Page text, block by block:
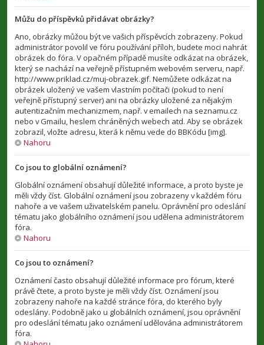
Můžu do příspěvků přidávat obrázky?
Ano, obrázky můžou být ve vašich příspěvcích zobrazeny. Pokud
administrátor povolil ve fóru používání příloh, budete moci nahrát
obrázek do fóra. V opačném případě musíte odkázat na obrázek,
který se nachází na veřejně přístupném webovém serveru, např.
http://www.priklad.cz/muj-obrazek.gif. Nemůžete odkázat na
obrázek uložený ve vašem vlastním počítači (pokud to není
veřejně přístupný server) ani na obrázky uložené za nějakým
autentizačním mechanizmem, např. v emailech na seznamu.cz
nebo v Gmailu, heslem chráněných webech atd. Aby se obrázek
zobrazil, vložte adresu, která k němu vede do BBKódu [img].
Nahoru
Co jsou to globální oznámení?
Globální oznámení obsahují důležité informace, a proto byste je
měli vždy číst. Globální oznámení jsou zobrazeny v každém fóru
nahoře a ve vašem uživatelském panelu. Oprávnění pro odeslání
tématu jako globálního oznámení jsou udělena administrátorem
fóra.
Nahoru
Co jsou to oznámení?
Oznámení často obsahují důležité informace pro fórum, které
právě čtete, a proto byste je měli vždy číst. Oznámení jsou
zobrazeny nahoře na každé stránce fóra, do kterého byly
odeslány. Podobně jako u globálních oznámení, jsou oprávnění
pro odeslání tématu jako oznámení udělována administrátorem
fóra.